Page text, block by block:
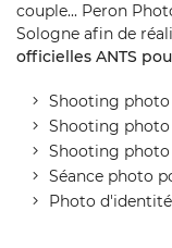
couple... Peron
Sologne afin de
officielles ANTS
Shooting
Shooting
Shooting
Séance photo
Photo d'identité